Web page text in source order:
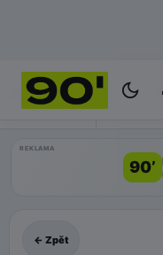
PROGRAM 14:30
REKLAMA
90’
← Zpět